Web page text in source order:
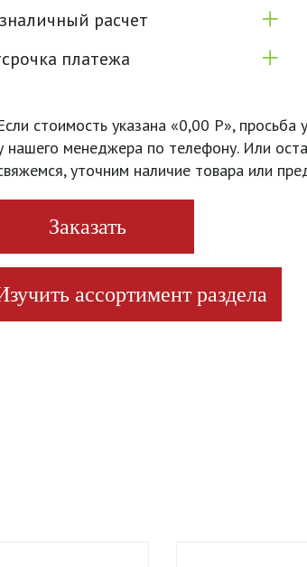
расчет +
платежа +
стоимость указана «0,00 Р», просьба
нашего менеджера по телефону. Или
уточним наличие товара или
Заказать
ассортимент раздела